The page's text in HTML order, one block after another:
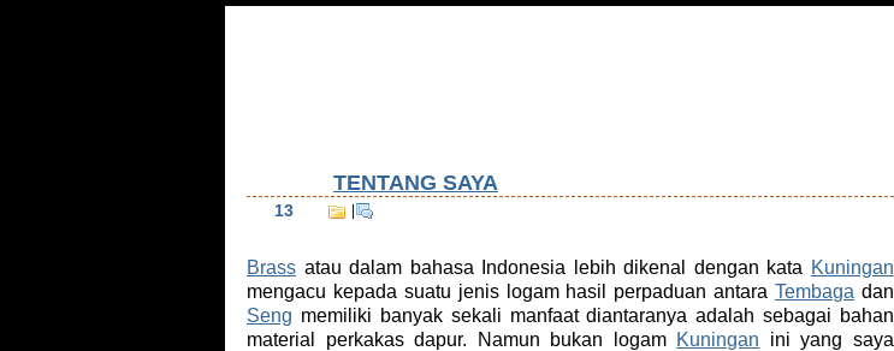
13
TENTANG SAYA
Brass atau dalam bahasa Indonesia lebih dikenal dengan kata Kuningan
mengacu kepada suatu jenis logam hasil perpaduan antaraTembaga dan
Seng memiliki banyak sekali manfaat diantaranya adalah sebagai bahan
material perkakas dapur. Namun bukan logam Kuningan ini yang saya